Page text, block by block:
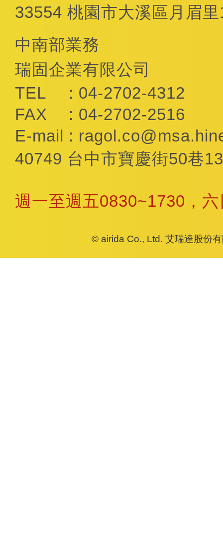
33554 桃園市大溪區月眉
中南部業務
瑞固企業有限公司
TEL
: 04-2702-4312
FAX
: 04-2702-2516
E-mail :
40749 台中市寶慶街50巷
週一至週五0830~1730，
© airida Co., Ltd. 艾瑞達股份